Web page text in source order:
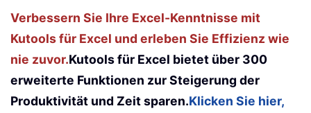
Verbessern Sie Ihre Excel-Kenntnisse mit
Kutools für Excel und erleben Sie Effizienz wie
nie zuvor.Kutools für Excel bietet über 300
erweiterte Funktionen zur Steigerung der
Produktivität und Zeit sparen.Klicken Sie hier,